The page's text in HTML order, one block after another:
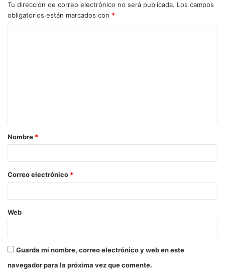
Tu dirección de correo electrónico no será publicada. Los campos
obligatorios están marcados con *
Nombre *
Correo electrónico *
Web
Guarda mi nombre, correo electrónico y web en este
navegador para la próxima vez que comente.